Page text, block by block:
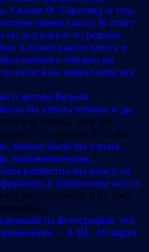
Сказав Ф. Горелику о том,
время книгу. В ответ
он дал какую-то редкую
я понял какую книгу и
немного обижен на
если б он назвал имя, все
и автора Велвла
бы узнать немало и др.
жизни, ведь он
80-х – начале 90-х, как
можно было бы узнать
калинковичанах,
разместил бы книгу на
в библиотеке все ее
ряд действий, я не смог
из фотографий, что
– А.Ш., 10 марта